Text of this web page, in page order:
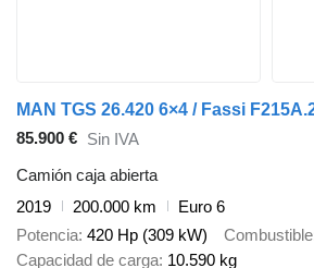
85.900 € Sin IVA
Camión caja abierta
2019
200.000 km
Euro 6
Potencia 420 Hp (309 kW) Combustible
Capacidad de carga 10.590 kg